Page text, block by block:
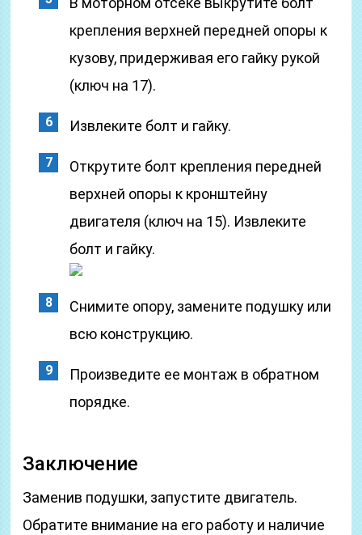
крепления верхней передней опоры к
кузову, придерживая его гайку рукой
(ключ на 17).
Извлеките болт и гайку.
Открутите болт крепления передней
верхней опоры к кронштейну
двигателя (ключ на 15). Извлеките
болт и гайку.
Снимите опору, замените подушку или
всю конструкцию.
Произведите ее монтаж в обратном
порядке.
Заключение
Заменив подушки, запустите двигатель.
Обратите внимание на его работу и наличие